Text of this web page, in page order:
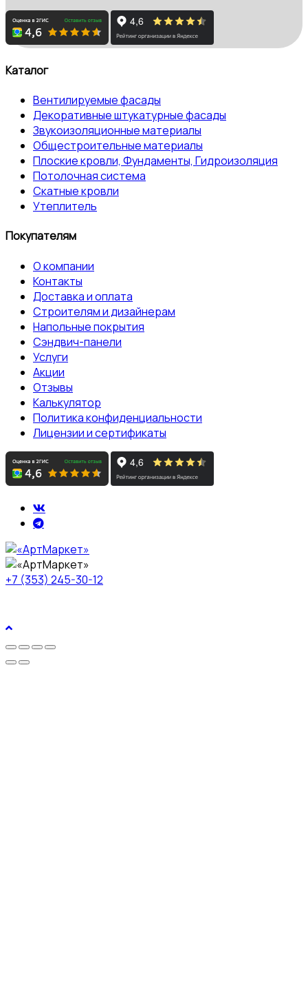
Каталог
Вентилируемые фасады
Декоративные штукатурные фасады
Звукоизоляционные материалы
Общестроительные материалы
Плоские кровли, Фундаменты, Гидроизоляция
Потолочная система
Скатные кровли
Утеплитель
Покупателям
О компании
Контакты
Доставка и оплата
Строителям и дизайнерам
Напольные покрытия
Сэндвич-панели
Услуги
Акции
Отзывы
Калькулятор
Политика конфиденциальности
Лицензии и сертификаты
+7 (353) 245-30-12